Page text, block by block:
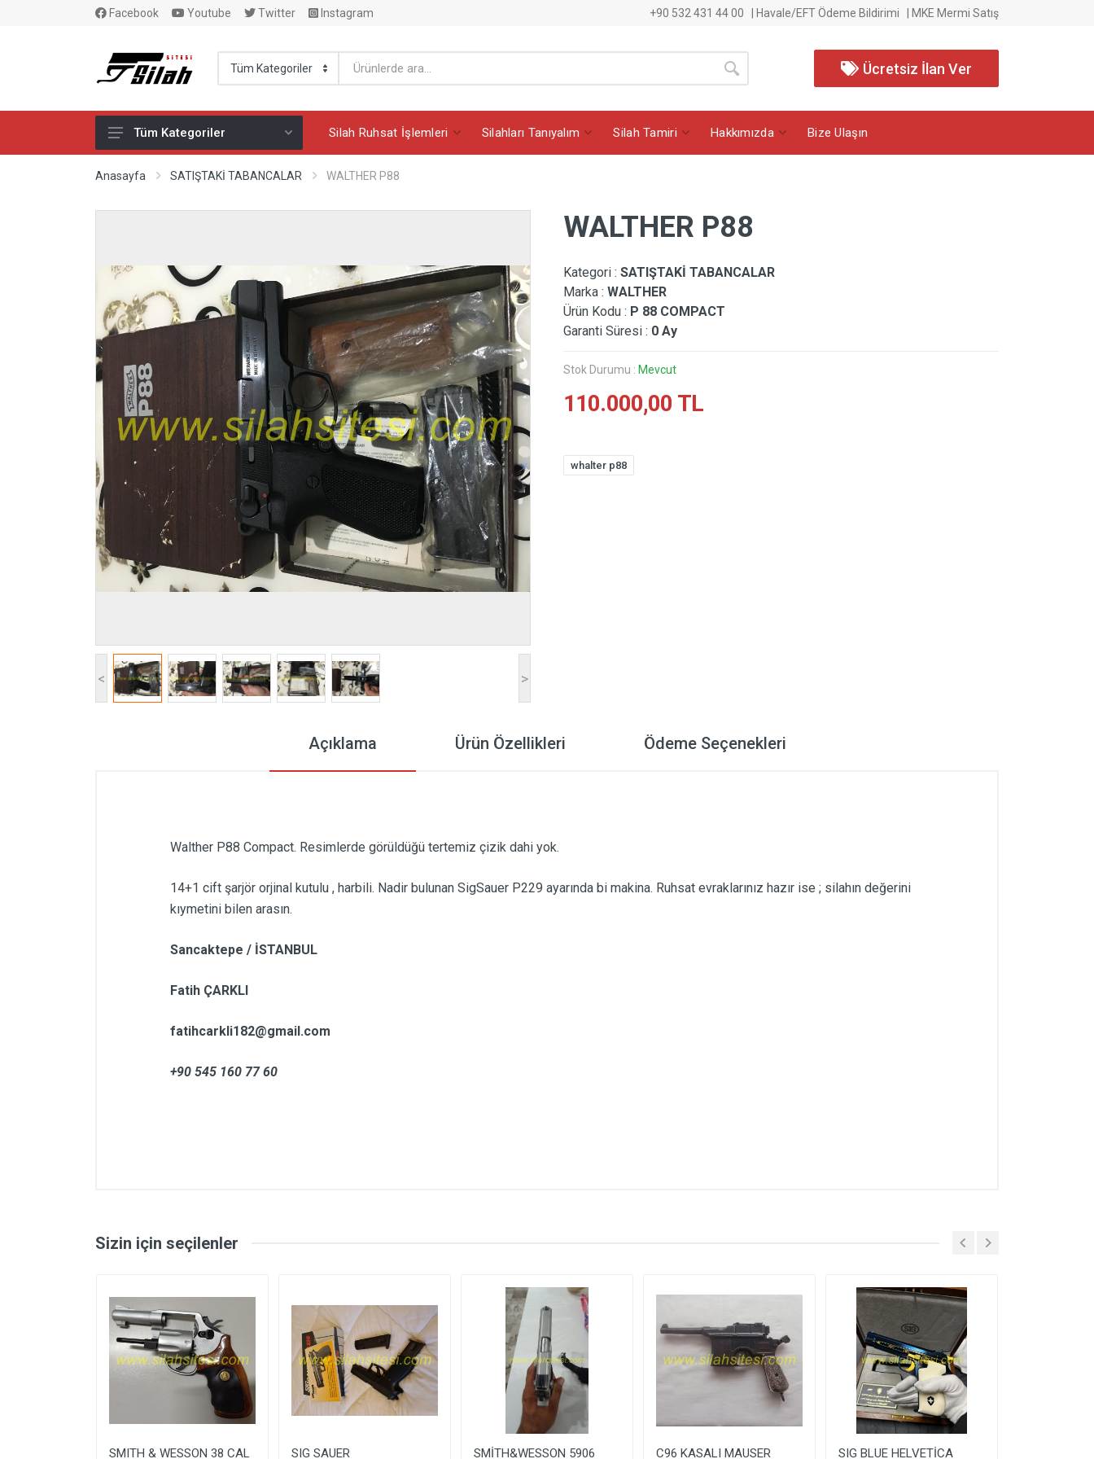
Facebook Youtube Twitter Instagram +90 532 431 44 00 Havale/EFT Ödeme Bildirimi MKE Mermi Satış
Ücretsiz İlan Ver
SATIŞTAKİ TABANCALAR
YİVSİZ AV TÜFEKLERİ
YİVLİ AV TÜFEKLERİ
ÇELİK YELEK
AV MALZEMELERİ
ÖZEL GÜVENLİK MALZEMELERİ
SİLAH PERMİ HAKKI
KAMP MALZEMELERİ
DİĞER ÜRÜNLER
Tüm Kategoriler Silah Ruhsat İşlemleri Silahları Tanıyalım Silah Tamiri Hakkımızda Bize Ulaşın
Anasayfa SATIŞTAKİ TABANCALAR WALTHER P88
< >
WALTHER P88
Kategori : SATIŞTAKİ TABANCALAR
Marka : WALTHER
Ürün Kodu : P 88 COMPACT
Garanti Süresi : 0 Ay
Stok Durumu : Mevcut
110.000,00 TL
whalter p88
Açıklama Ürün Özellikleri Ödeme Seçenekleri
Walther P88 Compact. Resimlerde görüldüğü tertemiz çizik dahi yok.
14+1 cift şarjör orjinal kutulu , harbili. Nadir bulunan SigSauer P229 ayarında bi makina. Ruhsat evraklarınız hazır ise ; silahın değerini
kıymetini bilen arasın.
Sancaktepe / İSTANBUL
Fatih ÇARKLI
fatihcarkli182@gmail.com
+90 545 160 77 60
Şarjör Kapasitesi
Toplam Genişlik
Namlu Uzunluğu
:
Ağırlık
:
Tetik Ağırlığı
Sizin için seçilenler
SMITH & WESSON 38 CAL SIG SAUER SMİTH&WESSON 5906 C96 KASALI MAUSER SIG BLUE HELVETİCA